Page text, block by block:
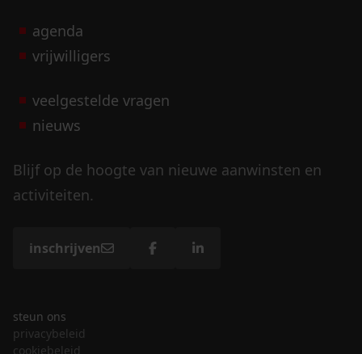
agenda
vrijwilligers
veelgestelde vragen
nieuws
Blijf op de hoogte van nieuwe aanwinsten en
activiteiten.
inschrijven
steun ons
privacybeleid
cookiebeleid